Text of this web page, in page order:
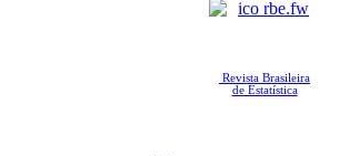
Revista Brasileira
de Estatística